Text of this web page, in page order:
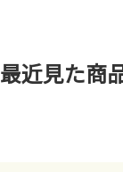
最近見た商